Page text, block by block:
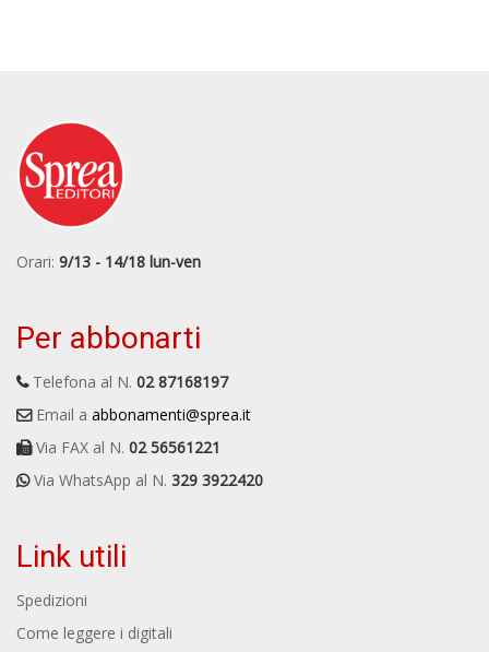
Orari: 9/13 - 14/18 lun-ven
Per abbonarti
Telefona al N. 02 87168197
Email a abbonamenti@sprea.it
Via FAX al N. 02 56561221
Via WhatsApp al N. 329 3922420
Link utili
Spedizioni
Come leggere i digitali